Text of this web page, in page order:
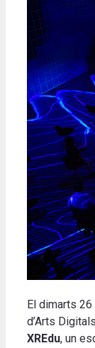
El dimarts 26
d’Arts
XREdu, un